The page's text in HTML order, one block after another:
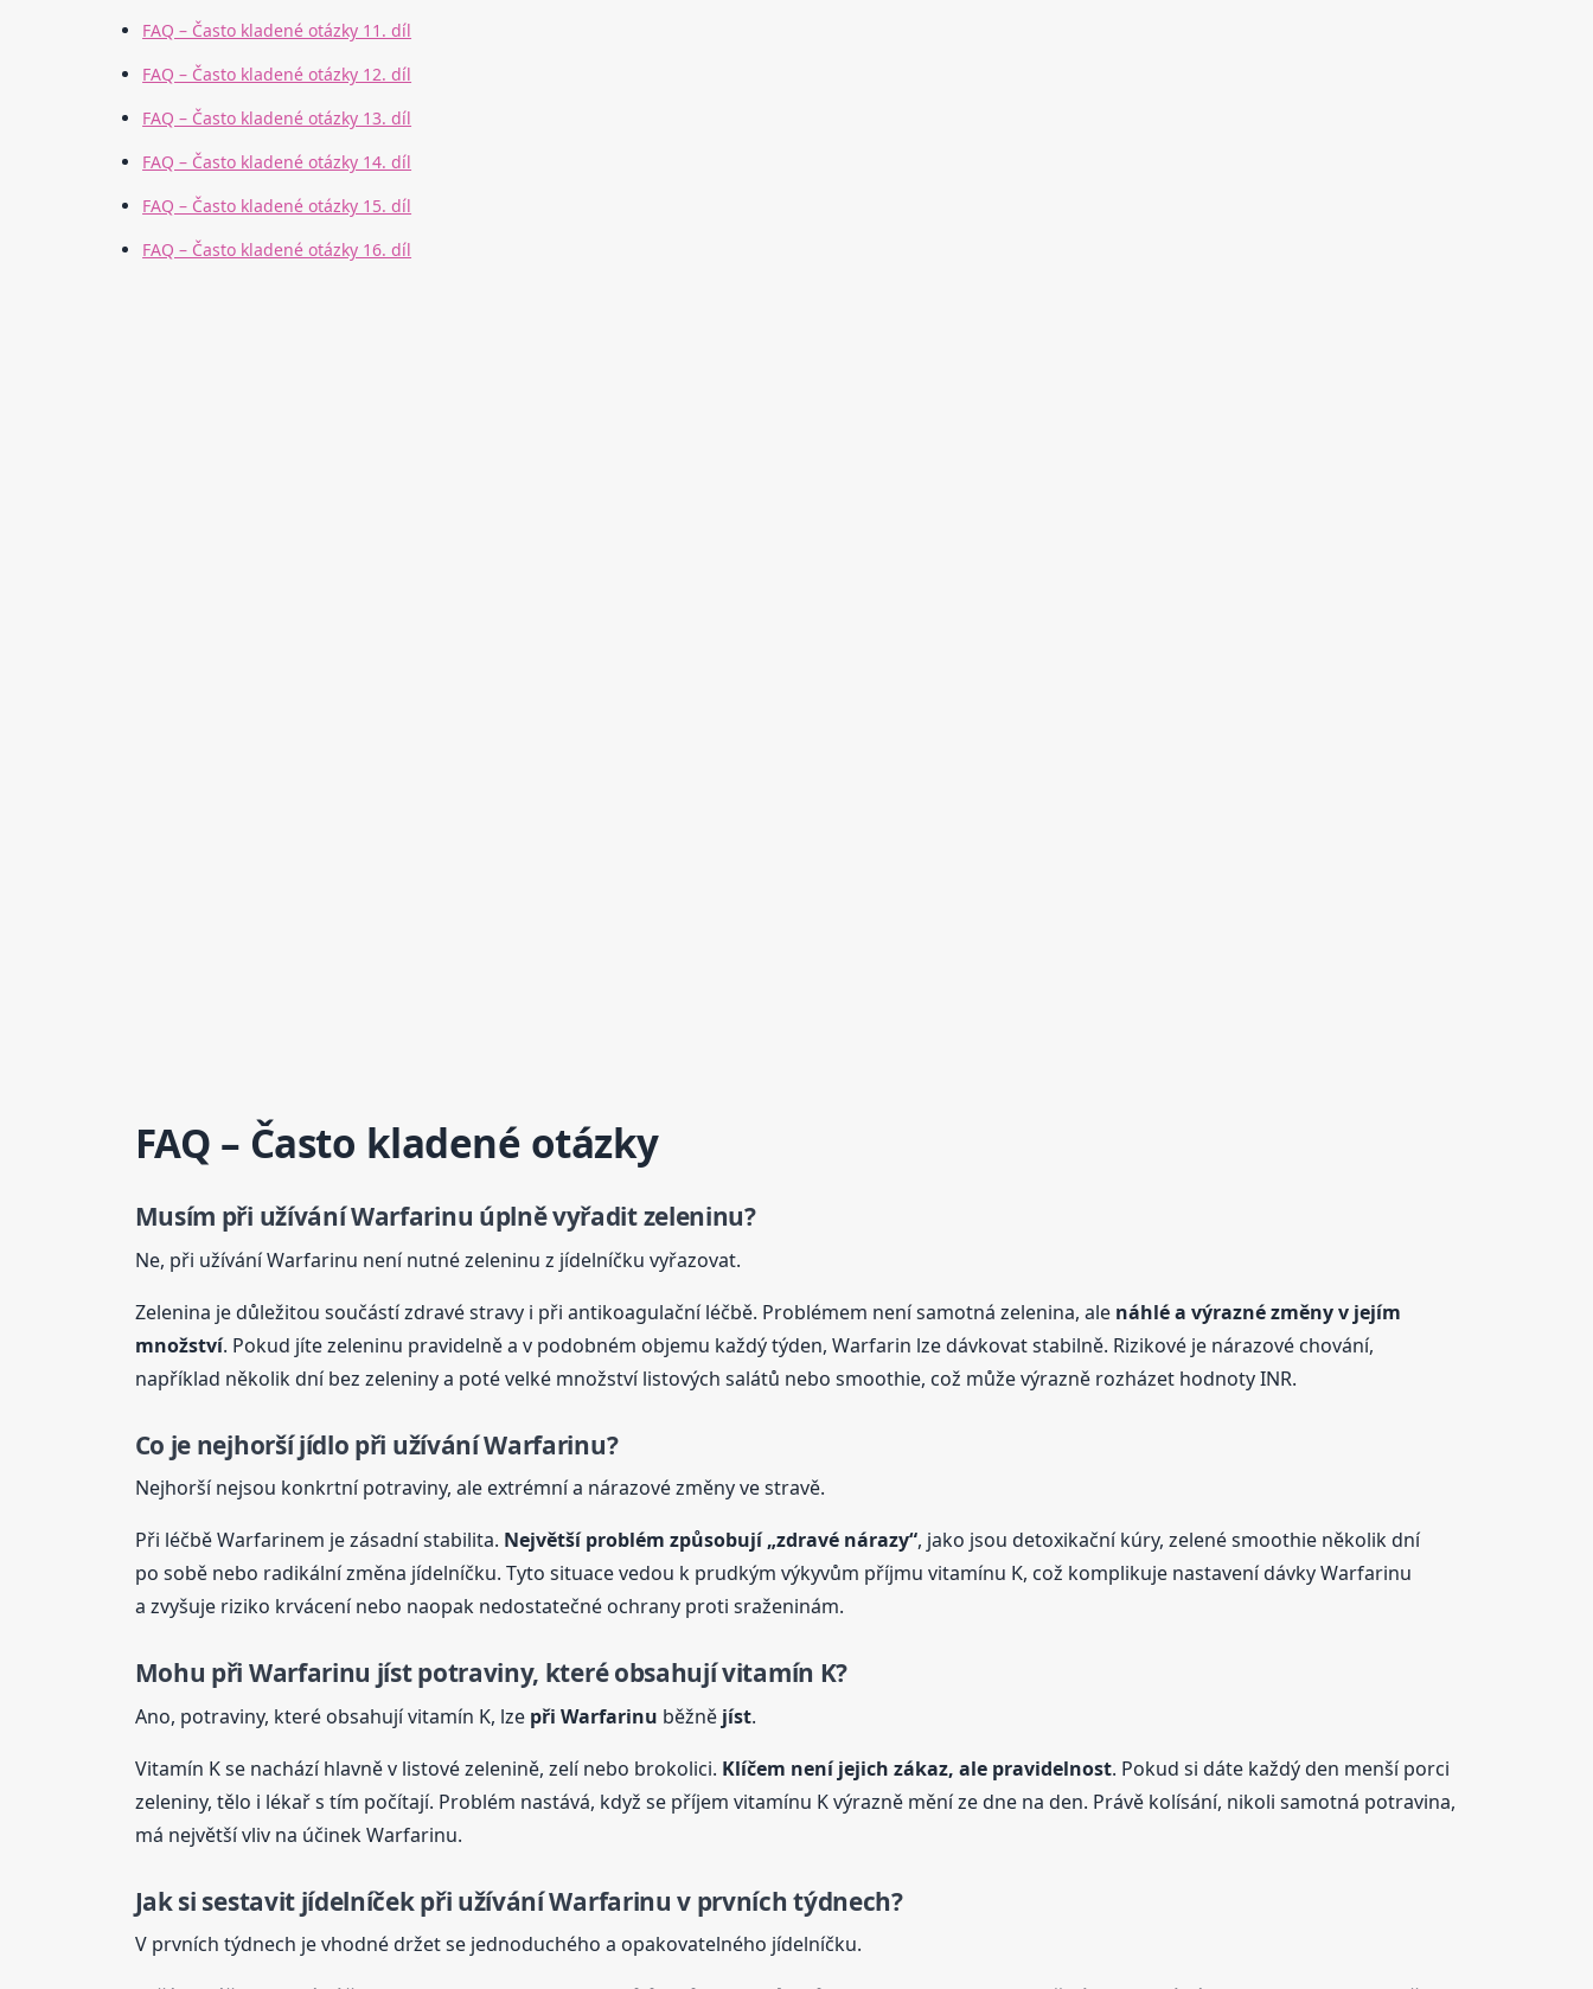
FAQ – Často kladené otázky 11. díl
FAQ – Často kladené otázky 12. díl
FAQ – Často kladené otázky 13. díl
FAQ – Často kladené otázky 14. díl
FAQ – Často kladené otázky 15. díl
FAQ – Často kladené otázky 16. díl
FAQ – Často kladené otázky
Musím při užívání Warfarinu úplně vyřadit zeleninu?
Ne, při užívání Warfarinu není nutné zeleninu z jídelníčku vyřazovat.
Zelenina je důležitou součástí zdravé stravy i při antikoagulační léčbě. Problémem není samotná zelenina, ale náhlé a výrazné změny v jejím
množství. Pokud jíte zeleninu pravidelně a v podobném objemu každý týden, Warfarin lze dávkovat stabilně. Rizikové je nárazové chování,
například několik dní bez zeleniny a poté velké množství listových salátů nebo smoothie, což může výrazně rozházet hodnoty INR.
Co je nejhorší jídlo při užívání Warfarinu?
Nejhorší nejsou konkrtní potraviny, ale extrémní a nárazové změny ve stravě.
Při léčbě Warfarinem je zásadní stabilita. Největší problém způsobují „zdravé nárazy“, jako jsou detoxikační kúry, zelené smoothie několik dní
po sobě nebo radikální změna jídelníčku. Tyto situace vedou k prudkým výkyvům příjmu vitamínu K, což komplikuje nastavení dávky Warfarinu
a zvyšuje riziko krvácení nebo naopak nedostatečné ochrany proti sraženinám.
Mohu při Warfarinu jístpotraviny, které obsahují vitamín K?
Ano, potraviny, které obsahují vitamín K, lze při Warfarinu běžně jíst.
Vitamín K se nachází hlavně v listové zelenině, zelí nebo brokolici. Klíčem není jejich zákaz, ale pravidelnost. Pokud si dáte každý den menší porci
zeleniny, tělo i lékař s tím počítají. Problém nastává, když se příjem vitamínu K výrazně mění ze dne na den. Právě kolísání, nikoli samotná potravina,
má největší vliv na účinek Warfarinu.
Jak si sestavit jídelníček při užívání Warfarinu v prvních týdnech?
V prvních týdnech je vhodné držet se jednoduchého a opakovatelného jídelníčku.